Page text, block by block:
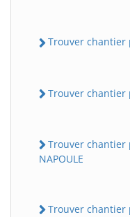
Trouver chantier
Trouver chantier
Trouver chantier
NAPOULE
Trouver chantier